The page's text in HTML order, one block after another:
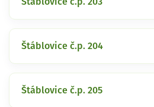
Štáblovice č.p. 204
Štáblovice č.p. 205